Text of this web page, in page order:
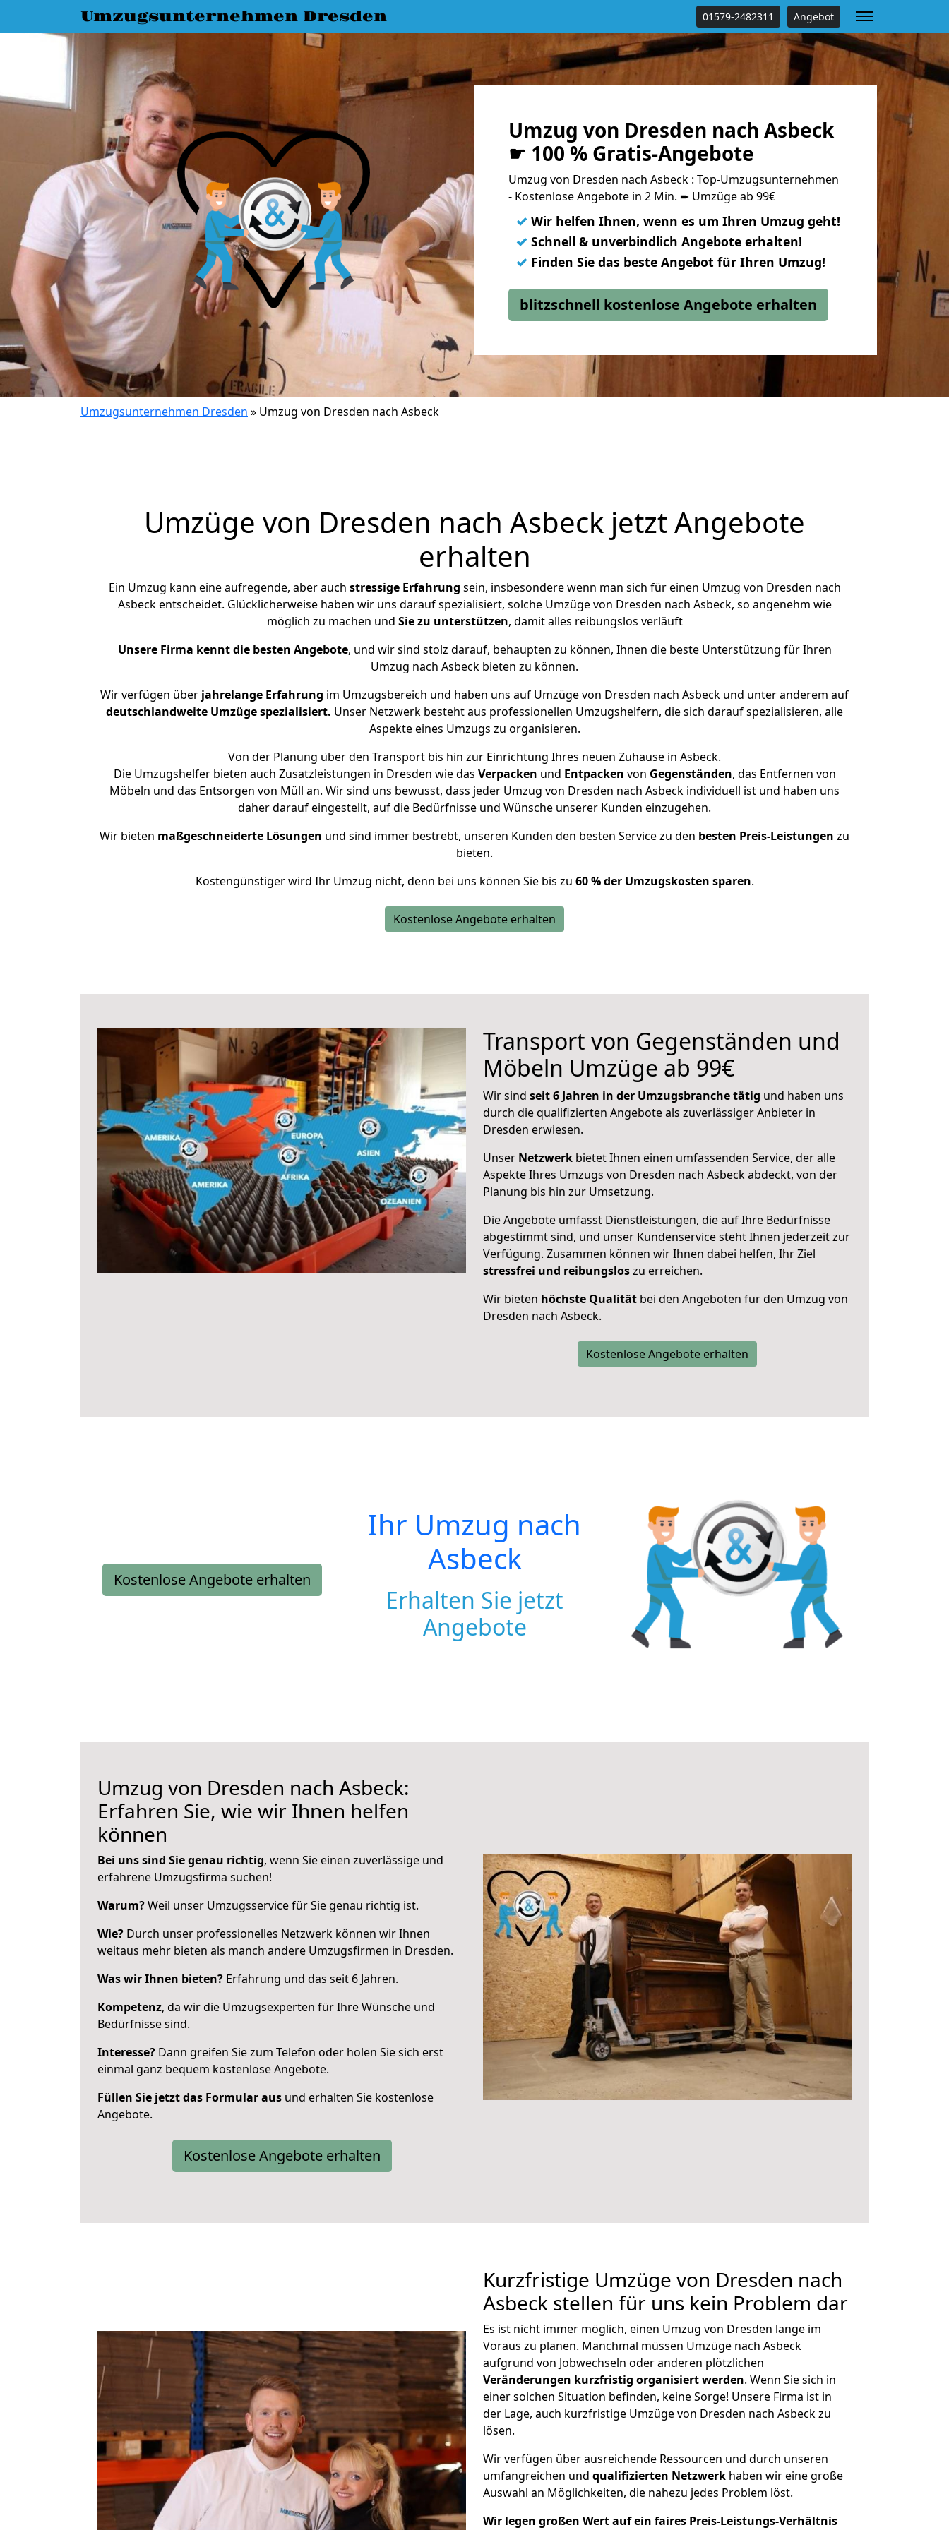
Umzugsunternehmen Dresden 01579-2482311 Angebot
Umzug von Dresden nach Asbeck
☛ 100 % Gratis-Angebote
Umzug von Dresden nach Asbeck : Top-Umzugsunternehmen
- Kostenlose Angebote in 2 Min. ➨ Umzüge ab 99€
✓ Wir helfen Ihnen, wenn es um Ihren Umzug geht!
✓ Schnell & unverbindlich Angebote erhalten!
✓ Finden Sie das beste Angebot für Ihren Umzug!
blitzschnell kostenlose Angebote erhalten
Umzugsunternehmen Dresden » Umzug von Dresden nach Asbeck
Umzüge von Dresden nach Asbeck jetzt Angebote
erhalten
Ein Umzug kann eine aufregende, aber auch stressige Erfahrung sein, insbesondere wenn man sich für einen Umzug von Dresden nach
Asbeck entscheidet. Glücklicherweise haben wir uns darauf spezialisiert, solche Umzüge von Dresden nach Asbeck, so angenehm wie
möglich zu machen und Sie zu unterstützen, damit alles reibungslos verläuft
Unsere Firma kennt die besten Angebote, und wir sind stolz darauf, behaupten zu können, Ihnen die beste Unterstützung für Ihren
Umzug nach Asbeck bieten zu können.
Wir verfügen über jahrelange Erfahrung im Umzugsbereich und haben uns auf Umzüge von Dresden nach Asbeck und unter anderem auf
deutschlandweite Umzüge spezialisiert. Unser Netzwerk besteht aus professionellen Umzugshelfern, die sich darauf spezialisieren, alle
Aspekte eines Umzugs zu organisieren.
Von der Planung über den Transport bis hin zur Einrichtung Ihres neuen Zuhause in Asbeck.
Die Umzugshelfer bieten auch Zusatzleistungen in Dresden wie das Verpacken und Entpacken von Gegenständen, das Entfernen von
Möbeln und das Entsorgen von Müll an. Wir sind uns bewusst, dass jeder Umzug von Dresden nach Asbeck individuell ist und haben uns
daher darauf eingestellt, auf die Bedürfnisse und Wünsche unserer Kunden einzugehen.
Wir bieten maßgeschneiderte Lösungen und sind immer bestrebt, unseren Kunden den besten Service zu den besten Preis-Leistungen zu
bieten.
Kostengünstiger wird Ihr Umzug nicht, denn bei uns können Sie bis zu 60 % der Umzugskosten sparen.
Kostenlose Angebote erhalten
Transport von Gegenständen und
Möbeln Umzüge ab 99€
Wir sind seit 6 Jahren in der Umzugsbranche tätig und haben uns
durch die qualifizierten Angebote als zuverlässiger Anbieter in
Dresden erwiesen.
Unser Netzwerk bietet Ihnen einen umfassenden Service, der alle
Aspekte Ihres Umzugs von Dresden nach Asbeck abdeckt, von der
Planung bis hin zur Umsetzung.
Die Angebote umfasst Dienstleistungen, die auf Ihre Bedürfnisse
abgestimmt sind, und unser Kundenservice steht Ihnen jederzeit zur
Verfügung. Zusammen können wir Ihnen dabei helfen, Ihr Ziel
stressfrei und reibungsloszu erreichen.
Wir bieten höchste Qualität bei den Angeboten für den Umzug von
Dresden nach Asbeck.
Kostenlose Angebote erhalten
Kostenlose Angebote erhalten
Ihr Umzug nach
Asbeck
Erhalten Sie jetzt
Angebote
Umzug von Dresden nach Asbeck:
Erfahren Sie, wie wir Ihnen helfen
können
Bei uns sind Sie genau richtig, wenn Sie einen zuverlässige und
erfahrene Umzugsfirma suchen!
Warum?Weil unser Umzugsservice für Sie genau richtig ist.
Wie? Durch unser professionelles Netzwerk können wir Ihnen
weitaus mehr bieten als manch andere Umzugsfirmen in Dresden.
Was wir Ihnen bieten? Erfahrung und das seit 6 Jahren.
Kompetenz, da wir die Umzugsexperten für Ihre Wünsche und
Bedürfnisse sind.
Interesse? Dann greifen Sie zum Telefon oder holen Sie sich erst
einmal ganz bequem kostenlose Angebote.
Füllen Sie jetzt das Formular aus und erhalten Sie kostenlose
Angebote.
Kostenlose Angebote erhalten
Kurzfristige Umzüge von Dresden nach
Asbeck stellen für uns kein Problem dar
Es ist nicht immer möglich, einen Umzug von Dresden lange im
Voraus zu planen. Manchmal müssen Umzüge nach Asbeck
aufgrund von Jobwechseln oder anderen plötzlichen
Veränderungen kurzfristig organisiert werden. Wenn Sie sich in
einer solchen Situation befinden, keine Sorge! Unsere Firma ist in
der Lage, auch kurzfristige Umzüge von Dresden nach Asbeck zu
lösen.
Wir verfügen über ausreichende Ressourcen und durch unseren
umfangreichen und qualifizierten Netzwerk haben wir eine große
Auswahl an Möglichkeiten, die nahezu jedes Problem löst.
Wir legen großen Wert auf ein faires Preis-Leistungs-Verhältnis